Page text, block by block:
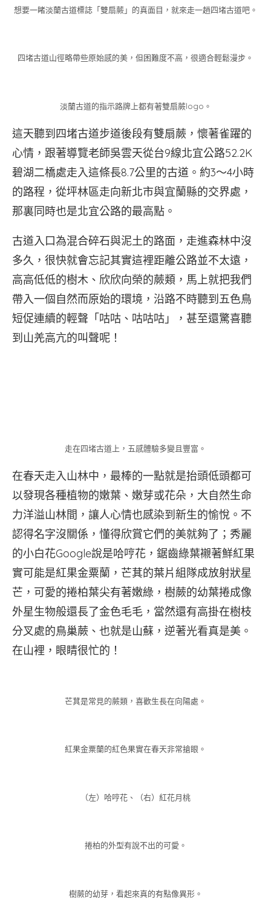
想要一睹淡蘭古道標誌「雙扇蕨」的真面目，就來走一趟四堵古道吧。
四堵古道山徑略帶些原始感的美，但困難度不高，很適合輕鬆漫步。
淡蘭古道的指示路牌上都有著雙扇蕨logo。
這天聽到四堵古道步道後段有雙扇蕨，懷著雀躍的
心情，跟著導覽老師吳雲天從台9線北宜公路52.2K
碧湖二橋處走入這條長8.7公里的古道。約3～4小時
的路程，從坪林區走向新北市與宜蘭縣的交界處，
那裏同時也是北宜公路的最高點。
古道入口為混合碎石與泥土的路面，走進森林中沒
多久，很快就會忘記其實這裡距離公路並不太遠，
高高低低的樹木、欣欣向榮的蕨類，馬上就把我們
帶入一個自然而原始的環境，沿路不時聽到五色鳥
短促連續的輕聲「咕咕、咕咕咕」，甚至還驚喜聽
到山羌高亢的叫聲呢！
走在四堵古道上，五感體驗多變且豐富。
在春天走入山林中，最棒的一點就是抬頭低頭都可
以發現各種植物的嫩葉、嫩芽或花朵，大自然生命
力洋溢山林間，讓人心情也感染到新生的愉悅。不
認得名字沒關係，懂得欣賞它們的美就夠了；秀麗
的小白花Google說是哈哼花，鋸齒綠葉襯著鮮紅果
實可能是紅果金粟蘭，芒萁的葉片組隊成放射狀星
芒，可愛的捲柏葉尖有著嫩綠，樹蕨的幼葉捲成像
外星生物般還長了金色毛毛，當然還有高掛在樹枝
分叉處的鳥巢蕨、也就是山蘇，逆著光看真是美。
在山裡，眼睛很忙的！
芒萁是常見的蕨類，喜歡生長在向陽處。
紅果金粟蘭的紅色果實在春天非常搶眼。
（左）哈哼花、（右）紅花月桃
捲柏的外型有說不出的可愛。
樹蕨的幼芽，看起來真的有點像異形。